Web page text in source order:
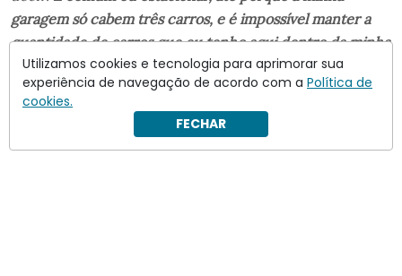
garagem só cabem três carros, e é impossível manter a
quantidade de carros que eu tenho aqui dentro da minha
garagem“, afirmou.
Utilizamos cookies e tecnologia para aprimorar sua
experiência de navegação de acordo com a Política de
cookies.
FECHAR